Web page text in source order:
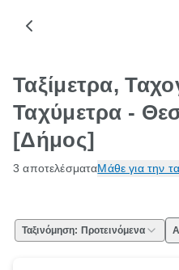
Ταξίμετρα,
Ταχύμετρα -
[Δήμος]
3 αποτελέσματαΜάθε για την
Ταξινόμηση: Προτεινόμενα